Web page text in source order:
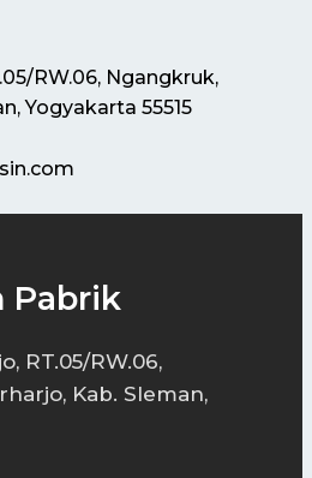
RW.06, Ngangkruk,
Yogyakarta 55515
Pabrik
RT.05/RW.06,
Kab. Sleman,